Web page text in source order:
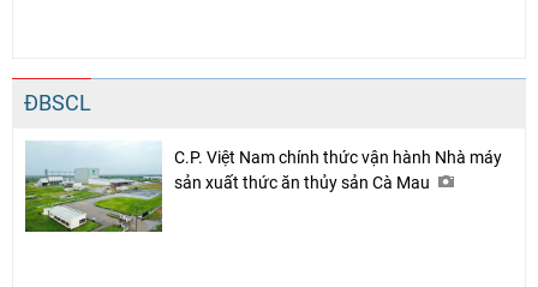
ĐBSCL
C.P. Việt Nam chính thức vận hành Nhà máy
sản xuất thức ăn thủy sản Cà Mau